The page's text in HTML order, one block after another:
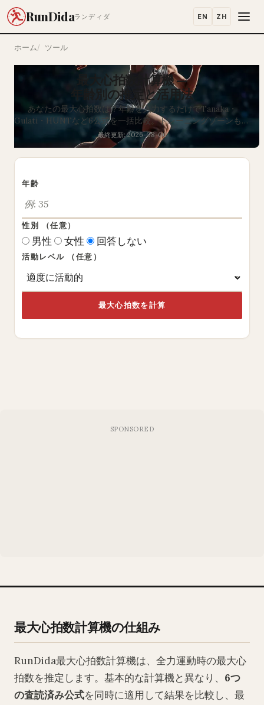
RunDidaランディダ EN ZH
ホーム ツール
最大心拍数計算機 —
年齢別の推定と活用法
あなたの最大心拍数は？年齢を入力するだけでTanaka・
Gulati・HUNTなど6公式を一括比較。トレーニングゾーンも即
時表示。
最終更新: 2026-08-06
年齢
性別 （任意）
男性 女性 回答しない
活動レベル （任意）
最大心拍数を計算
最大心拍数計算機の仕組み
RunDida最大心拍数計算機は、全力運動時の最大心
拍数を推定します。基本的な計算機と異なり、 6つ
の査読済み公式を同時に適用して結果を比較し、最